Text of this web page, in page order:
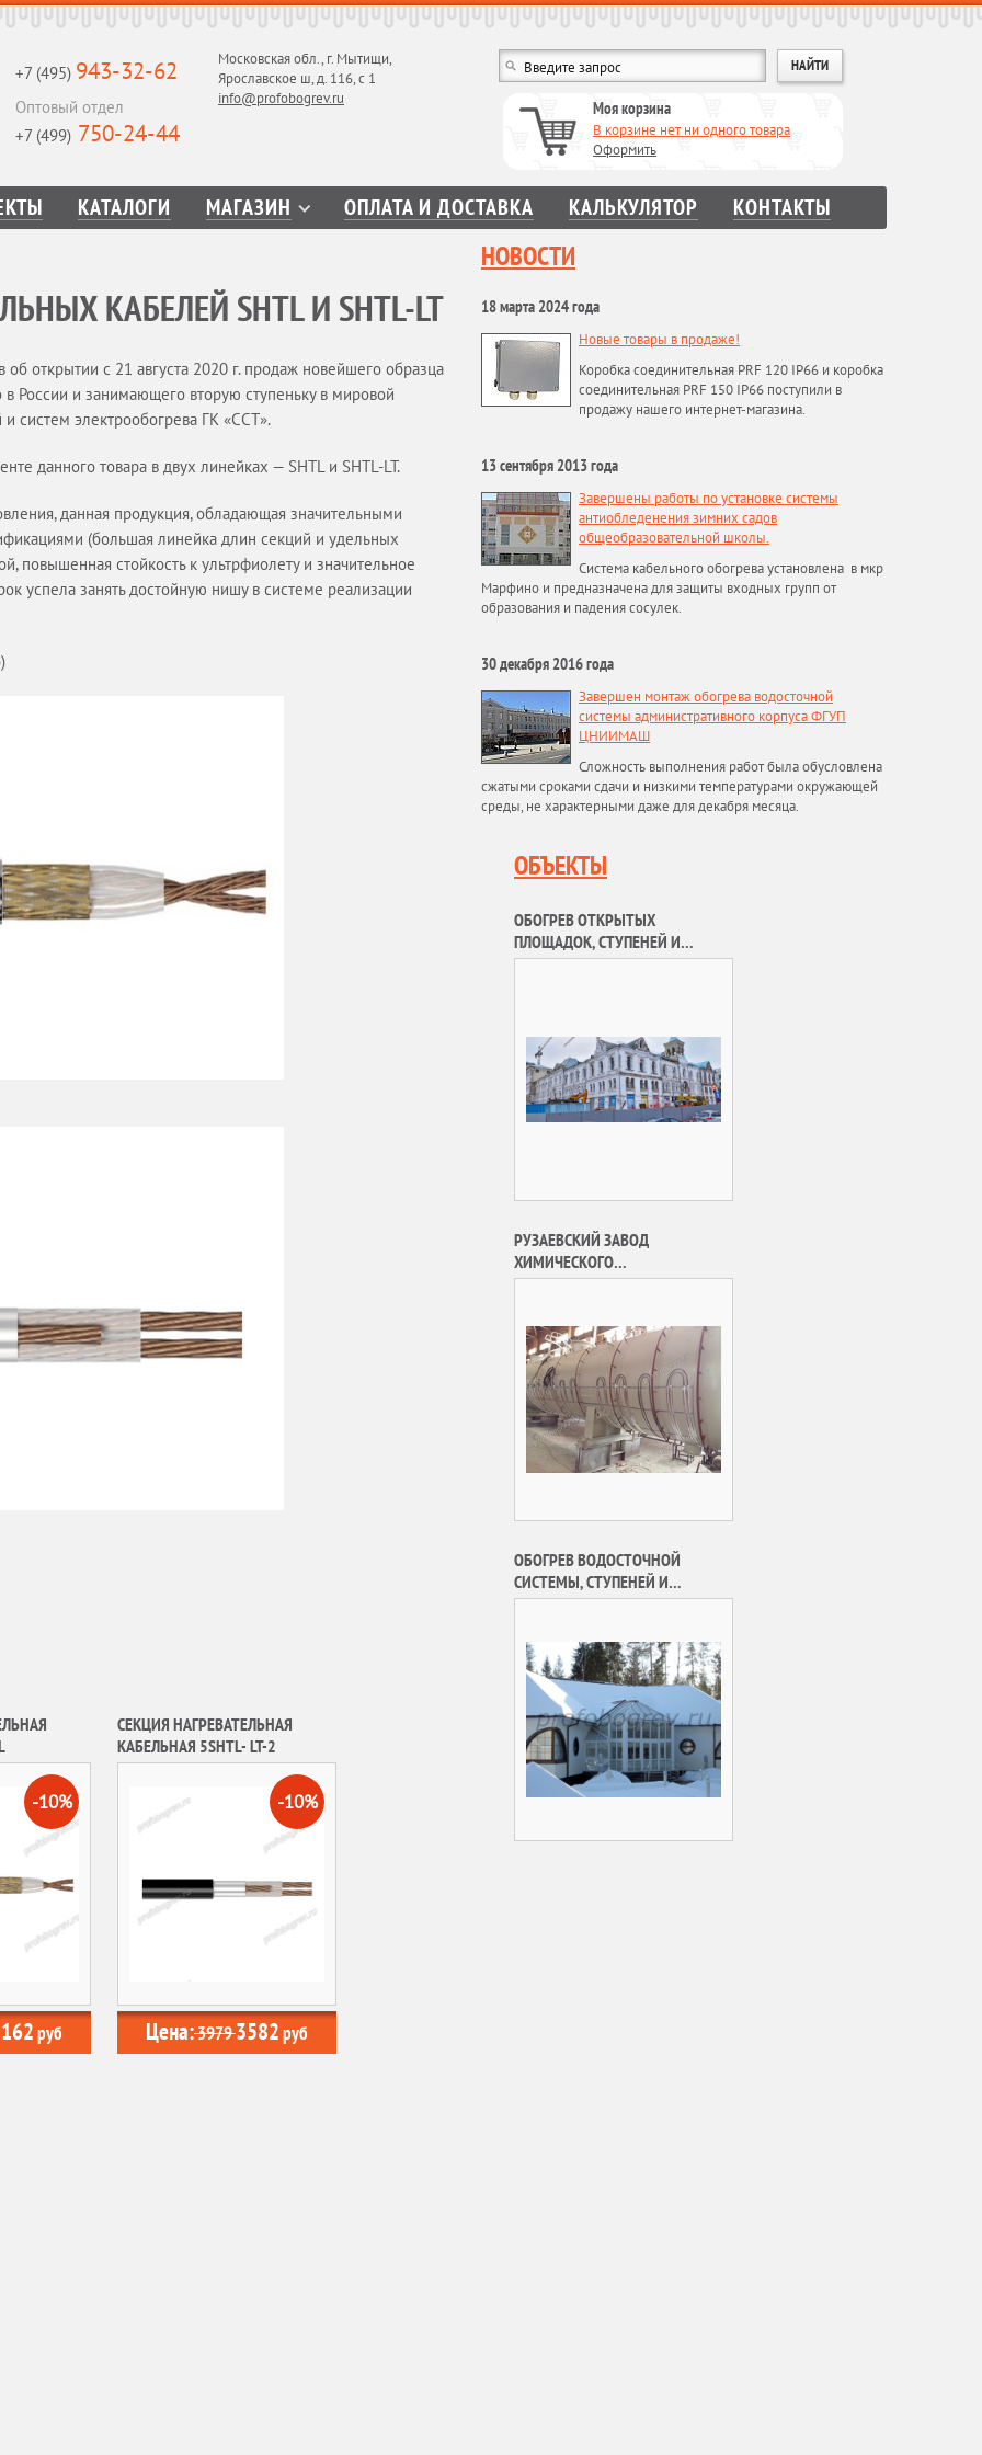
+7 (495) 943-32-62
Оптовый отдел
+7 (499) 750-24-44
Московская обл., г. Мытищи,
Ярославское ш, д. 116, с 1
info@profobogrev.ru
Моя корзина
В корзине нет ни одного товара
Оформить
КАТАЛОГИ МАГАЗИН ОПЛАТА И ДОСТАВКА КАЛЬКУЛЯТОР КОНТАКТЫ
КАБЕЛЕЙ SHTL И SHTL-LT
открытии с 21 августа 2020 г. продаж новейшего образца
России и занимающего вторую ступеньку в мировой
систем электрообогрева ГК «ССТ».
данного товара в двух линейках — SHTL и SHTL-LT.
данная продукция, обладающая значительными
(большая линейка длин секций и удельных
повышенная стойкость к ультрфиолету и значительное
успела занять достойную нишу в системе реализации
-10%
руб
СЕКЦИЯ НАГРЕВАТЕЛЬНАЯ
КАБЕЛЬНАЯ 5SHTL- LT-2
-10%
Цена:39793582руб
НОВОСТИ
18 марта 2024 года
Новые товары в продаже!
Коробка соединительная PRF 120 IP66 и коробка
соединительная PRF 150 IP66 поступили в
продажу нашего интернет-магазина.
13 сентября 2013 года
Завершены работы по установке системы
антиобледенения зимних садов
общеобразовательной школы.
Система кабельного обогрева установлена в мкр
Марфино и предназначена для защиты входных групп от
образования и падения сосулек.
30 декабря 2016 года
Завершен монтаж обогрева водосточной
системы административного корпуса ФГУП
ЦНИИМАШ
Сложность выполнения работ была обусловлена
сжатыми сроками сдачи и низкими температурами окружающей
среды, не характерными даже для декабря месяца.
ОБЪЕКТЫ
ОБОГРЕВ ОТКРЫТЫХ
ПЛОЩАДОК, СТУПЕНЕЙ И
ПАНДУСОВ МУЗЕЙНЫЙ ПАРКА.
РУЗАЕВСКИЙ ЗАВОД
ХИМИЧЕСКОГО
МАШИНОСТРОЕНИЯ, АО
ОБОГРЕВ ВОДОСТОЧНОЙ
СИСТЕМЫ, СТУПЕНЕЙ И
ПАНДУСОВ ИНДИВИДУАЛЬНОГО